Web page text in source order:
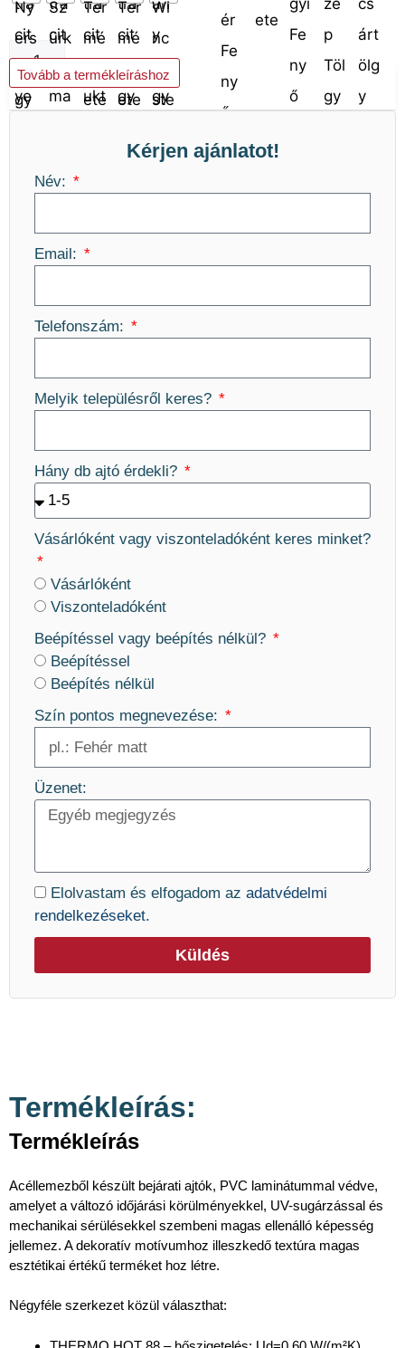
Kosárba teszem
Tovább a termékleíráshoz
Kérjen ajánlatot!
Név:
Email:
Telefonszám:
Melyik településről keres?
Hány db ajtó érdekli?
Vásárlóként vagy viszonteladóként keres minket?
Vásárlóként
Viszonteladóként
Beépítéssel vagy beépítés nélkül?
Beépítéssel
Beépítés nélkül
Szín pontos megnevezése:
Üzenet:
Elolvastam és elfogadom az adatvédelmi
rendelkezéseket.
Küldés
Termékleírás:
Termékleírás
Acéllemezből készült bejárati ajtók, PVC laminátummal védve,
amelyet a változó időjárási körülményekkel, UV-sugárzással és
mechanikai sérülésekkel szembeni magas ellenálló képesség
jellemez. A dekoratív motívumhoz illeszkedő textúra magas
esztétikai értékű terméket hoz létre.
Négyféle szerkezet közül választhat: